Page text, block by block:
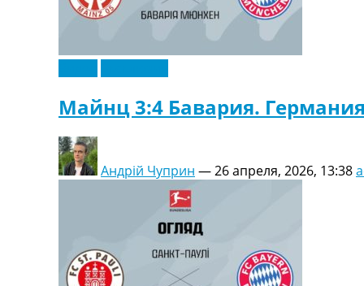
Майнц 3:4 Бавария.
Андрій Чуприн —26 апреля, 2026, 13:38